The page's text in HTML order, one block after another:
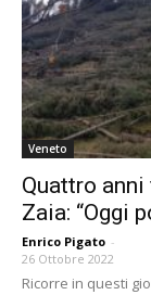
Veneto
Quattro
Zaia: “Oggi
Enrico Pigato -
26 Ottobre 2022
Ricorre in questi